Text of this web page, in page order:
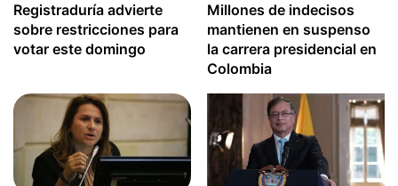
Registraduría advierte
sobre restricciones para
votar este domingo
Millones de indecisos
mantienen en suspenso
la carrera presidencial en
Colombia